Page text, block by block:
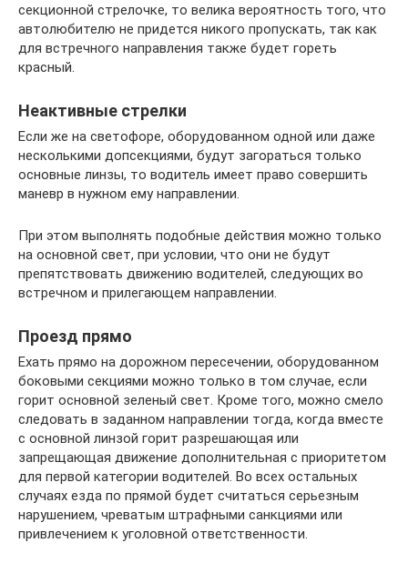
секционной стрелочке, то велика вероятность того, что
автолюбителю не придется никого пропускать, так как
для встречного направления также будет гореть
красный.
Неактивные стрелки
Если же на светофоре, оборудованном одной или даже
несколькими допсекциями, будут загораться только
основные линзы, то водитель имеет право совершить
маневр в нужном ему направлении.
При этом выполнять подобные действия можно только
на основной свет, при условии, что они не будут
препятствовать движению водителей, следующих во
встречном и прилегающем направлении.
Проезд прямо
Ехать прямо на дорожном пересечении, оборудованном
боковыми секциями можно только в том случае, если
горит основной зеленый свет. Кроме того, можно смело
следовать в заданном направлении тогда, когда вместе
с основной линзой горит разрешающая или
запрещающая движение дополнительная с приоритетом
для первой категории водителей. Во всех остальных
случаях езда по прямой будет считаться серьезным
нарушением, чреватым штрафными санкциями или
привлечением к уголовной ответственности.